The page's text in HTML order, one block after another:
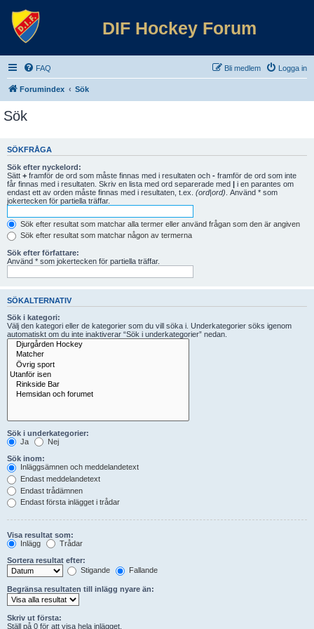
DIF Hockey Forum
FAQ Logga in
Bli medlem
Forumindex Sök
Sök
SÖKFRÅGA
Sök efter nyckelord:
Sätt + framför de ord som måste finnas med i resultaten och - framför de ord som inte
får finnas med i resultaten. Skriv en lista med ord separerade med | i en parantes om
endast ett av orden måste finnas med i resultaten, t.ex. (ord|ord) . Använd * som
jokertecken för partiella träffar.
Sök efter resultat som matchar alla termer eller använd frågan som den är angiven
Sök efter resultat som matchar någon av termerna
Sök efter författare:
Använd * som jokertecken för partiella träffar.
SÖKALTERNATIV
Sök i kategori:
Välj den kategori eller de kategorier som du vill söka i. Underkategorier söks igenom
automatiskt om du inte inaktiverar “Sök i underkategorier” nedan.
Sök i underkategorier:
Ja
Nej
Sök inom:
Inläggsämnen och meddelandetext
Endast meddelandetext
Endast trådämnen
Endast första inlägget i trådar
Visa resultat som:
Inlägg
Trådar
Sortera resultat efter:
Stigande
Fallande
Begränsa resultaten till inlägg nyare än:
Skriv ut första:
Ställ på 0 för att visa hela inlägget.